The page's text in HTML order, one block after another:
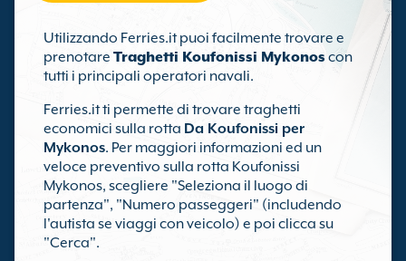
Utilizzando Ferries.it puoi facilmente trovare e
prenotare Traghetti Koufonissi Mykonos con
tutti i principali operatori navali.
Ferries.it ti permette di trovare traghetti
economici sulla rotta Da Koufonissi per
Mykonos. Per maggiori informazioni ed un
veloce preventivo sulla rotta Koufonissi
Mykonos, scegliere "Seleziona il luogo di
partenza", "Numero passeggeri" (includendo
l'autista se viaggi con veicolo) e poi clicca su
"Cerca".